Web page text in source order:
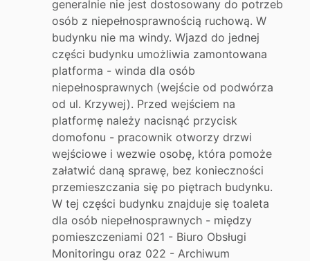
generalnie nie jest dostosowany do potrzeb
osób z niepełnosprawnością ruchową. W
budynku nie ma windy. Wjazd do jednej
części budynku umożliwia zamontowana
platforma - winda dla osób
niepełnosprawnych (wejście od podwórza
od ul. Krzywej). Przed wejściem na
platformę należy nacisnąć przycisk
domofonu - pracownik otworzy drzwi
wejściowe i wezwie osobę, która pomoże
załatwić daną sprawę, bez konieczności
przemieszczania się po piętrach budynku.
W tej części budynku znajduje się toaleta
dla osób niepełnosprawnych - między
pomieszczeniami 021 - Biuro Obsługi
Monitoringu oraz 022 - Archiwum